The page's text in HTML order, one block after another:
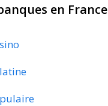
en France